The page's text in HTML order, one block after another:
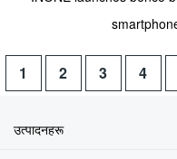
सेवाहरू
हामीलाई सम्पर्क गर्नुहोस
1 2 3 4
उत्पादनहरू